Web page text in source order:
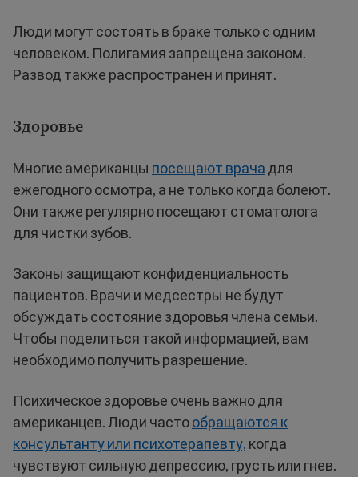
Люди могут состоять в браке только с одним
человеком. Полигамия запрещена законом.
Развод также распространен и принят.
Здоровье
Многие американцы посещают врача для
ежегодного осмотра, а не только когда болеют.
Они также регулярно посещают стоматолога
для чистки зубов.
Законы защищают конфиденциальность
пациентов. Врачи и медсестры не будут
обсуждать состояние здоровья члена семьи.
Чтобы поделиться такой информацией, вам
необходимо получить разрешение.
Психическое здоровье очень важно для
американцев. Люди частообращаются к
консультанту или психотерапевту, когда
чувствуют сильную депрессию, грусть или гнев.